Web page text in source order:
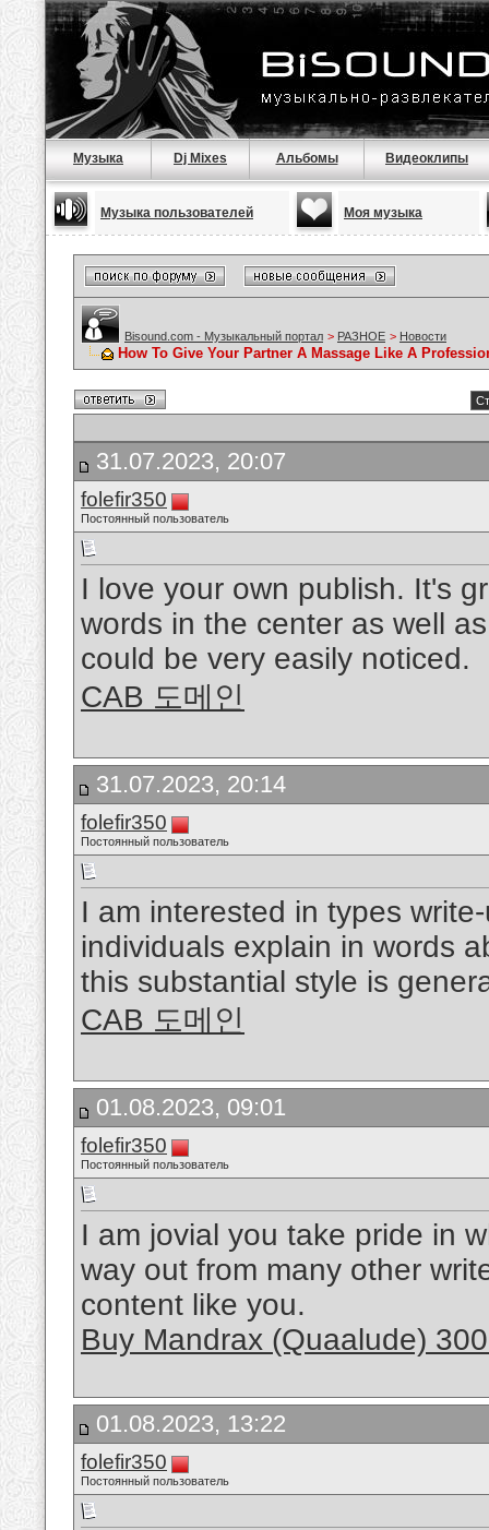
Музыка Dj Mixes Альбомы Видеоклипы
Музыка пользователей Моя музыка
Bisound.com - Музыкальный портал > РАЗНОЕ > Новости
How To Give Your Partner A Massage Like A
31.07.2023, 20:07
folefir350
Постоянный пользователь
I love your own publish. It's
words in the center as well
could be very easily noticed.
CAB 도메인
31.07.2023, 20:14
folefir350
Постоянный пользователь
I am interested in types
individuals explain in words
this substantial style is
CAB 도메인
01.08.2023, 09:01
folefir350
Постоянный пользователь
I am jovial you take pride in
way out from many other
content like you.
Buy Mandrax (Quaalude)
01.08.2023, 13:22
folefir350
Постоянный пользователь